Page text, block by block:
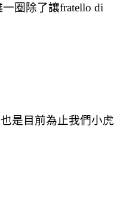
圈除了讓fratello di
是目前為止我們小虎